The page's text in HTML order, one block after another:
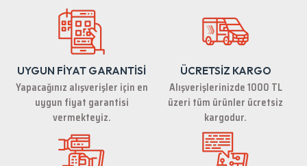
Ürün resmi kalitesiz, bozuk veya görüntülenemiyor.
Ürün açıklamasında eksik bilgiler bulunuyor.
Ürün bilgilerinde hatalar bulunuyor.
Ürün fiyatı diğer sitelerden daha pahalı.
Bu ürüne benzer farklı alternatifler olmalı.
UYGUN FİYAT GARANTİSİ
Yapacağınız alışverişler için en
uygun fiyat garantisi
vermekteyiz.
ÜCRETSİZ KARGO
Alışverişlerinizde 1000 TL
üzeri tüm ürünler ücretsiz
kargodur.